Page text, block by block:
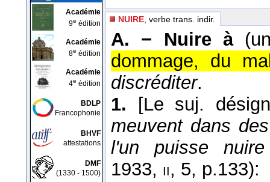
Académie
9e édition
Académie
8e édition
Académie
4e édition
BDLP
Francophonie
BHVF
attestations
DMF
(1330 - 1500)
NUIRE , verbe trans. indir.
A. − Nuire à(un
dommage, du
discréditer.
1.
[Le suj.
meuvent dans
l'un puisse
1933, ii, 5, p.133):